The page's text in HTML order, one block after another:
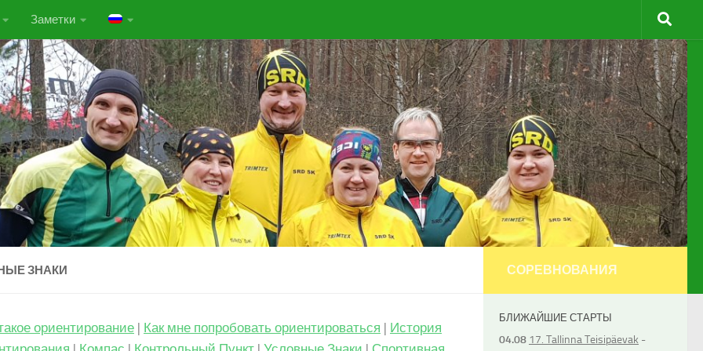
Заметки
ЗНАКИ
ориентирование | Как мне попробовать ориентироваться | История
СОРЕВНОВАНИЯ
БЛИЖАЙШИЕ СТАРТЫ
04.08 17. Tallinna Teisipäevak -